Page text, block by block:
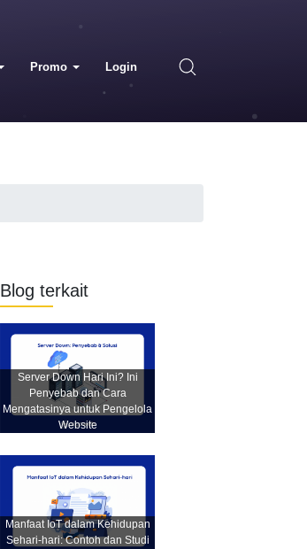
Promo Login
Blog terkait
Server Down Hari Ini? Ini
Penyebab dan Cara
Mengatasinya untuk Pengelola
Website
Manfaat IoT dalam Kehidupan
Sehari-hari: Contoh dan Studi